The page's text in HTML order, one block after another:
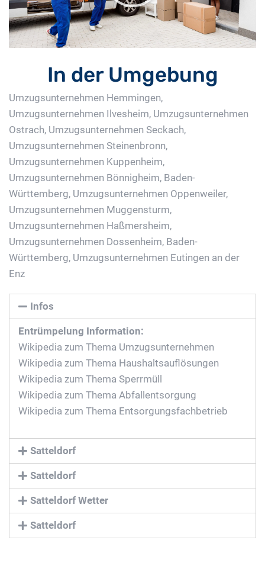
In der Umgebung
Umzugsunternehmen Hemmingen,
Umzugsunternehmen Ilvesheim, Umzugsunternehmen
Ostrach, Umzugsunternehmen Seckach,
Umzugsunternehmen Steinenbronn,
Umzugsunternehmen Kuppenheim,
Umzugsunternehmen Bönnigheim, Baden-
Württemberg, Umzugsunternehmen Oppenweiler,
Umzugsunternehmen Muggensturm,
Umzugsunternehmen Haßmersheim,
Umzugsunternehmen Dossenheim, Baden-
Württemberg, Umzugsunternehmen Eutingen an der
Enz
Infos
Entrümpelung Information:
Wikipedia zum Thema Umzugsunternehmen
Wikipedia zum Thema Haushaltsauflösungen
Wikipedia zum Thema Sperrmüll
Wikipedia zum Thema Abfallentsorgung
Wikipedia zum Thema Entsorgungsfachbetrieb
Satteldorf
Satteldorf
Satteldorf Wetter
Satteldorf